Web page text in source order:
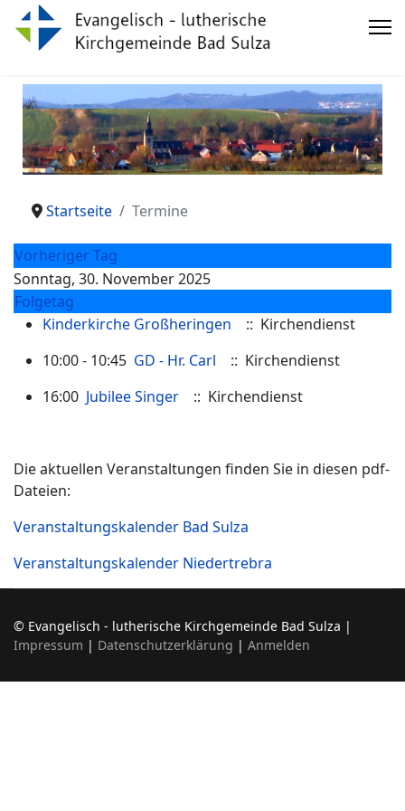
Startseite Termine
Vorheriger Tag
Sonntag, 30. November 2025
Folgetag
Kinderkirche Großheringen
:: Kirchendienst
10:00 - 10:45 GD - Hr. Carl
:: Kirchendienst
16:00 Jubilee Singer :: Kirchendienst
Die aktuellen Veranstaltungen finden Sie in diesen pdf-
Dateien:
Veranstaltungskalender Bad Sulza
Veranstaltungskalender Niedertrebra
© Evangelisch - lutherische Kirchgemeinde Bad Sulza |
Impressum | Datenschutzerklärung | Anmelden